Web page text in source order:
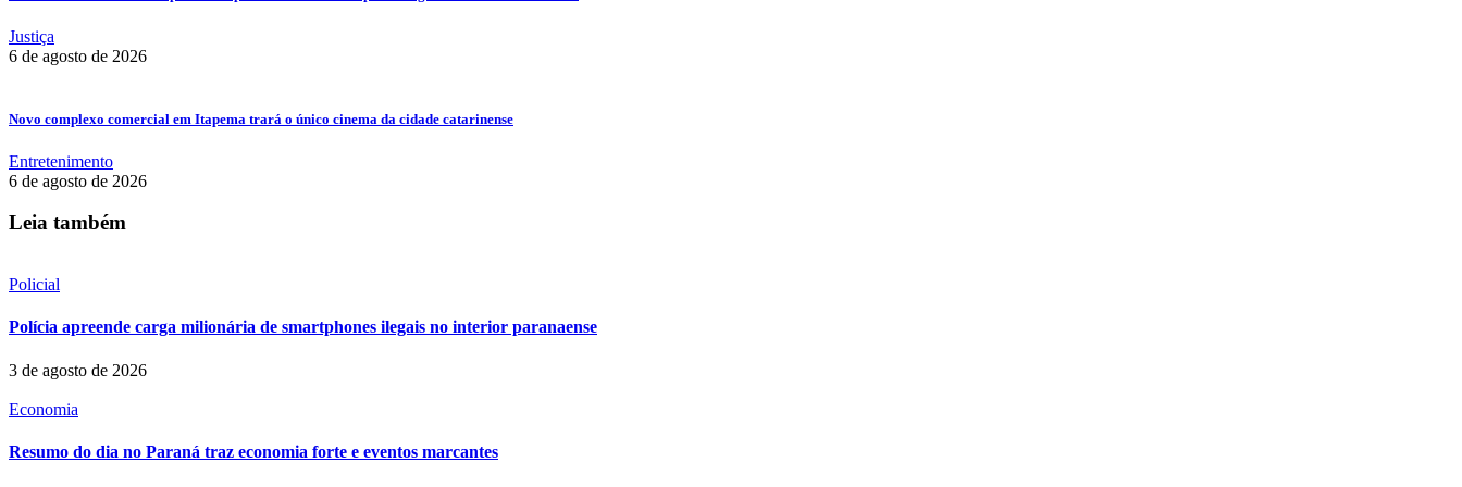
Justiça
6 de agosto de 2026
Novo complexo comercial em Itapema trará o único cinema da cidade catarinense
Entretenimento
6 de agosto de 2026
Leia também
Policial
Polícia apreende carga milionária de smartphones ilegais no interior paranaense
3 de agosto de 2026
Economia
Resumo do dia no Paraná traz economia forte e eventos marcantes